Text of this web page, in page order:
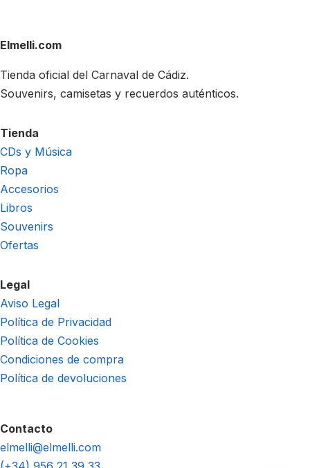
Elmelli.com
Tienda oficial del Carnaval de Cádiz.
Souvenirs, camisetas y recuerdos auténticos.
Tienda
CDs y Música
Ropa
Accesorios
Libros
Souvenirs
Ofertas
Legal
Aviso Legal
Política de Privacidad
Política de Cookies
Condiciones de compra
Política de devoluciones
Contacto
elmelli@elmelli.com